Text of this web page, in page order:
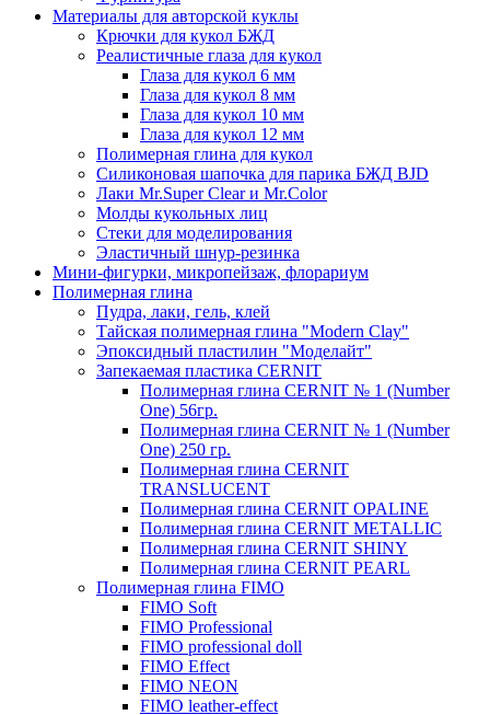
Материалы для авторской куклы
Крючки для кукол БЖД
Реалистичные глаза для кукол
Глаза для кукол 6 мм
Глаза для кукол 8 мм
Глаза для кукол 10 мм
Глаза для кукол 12 мм
Полимерная глина для кукол
Силиконовая шапочка для парика БЖД BJD
Лаки Mr.Super Clear и Mr.Color
Молды кукольных лиц
Стеки для моделирования
Эластичный шнур-резинка
Мини-фигурки, микропейзаж, флорариум
Полимерная глина
Пудра, лаки, гель, клей
Тайская полимерная глина "Modern Clay"
Эпоксидный пластилин "Моделайт"
Запекаемая пластика CERNIT
Полимерная глина CERNIT № 1 (Number
One) 56гр.
Полимерная глина CERNIT № 1 (Number
One) 250 гр.
Полимерная глина CERNIT
TRANSLUCENT
Полимерная глина CERNIT OPALINE
Полимерная глина CERNIT METALLIC
Полимерная глина CERNIT SHINY
Полимерная глина CERNIT PEARL
Полимерная глина FIMO
FIMO Soft
FIMO Professional
FIMO professional doll
FIMO Effect
FIMO NEON
FIMO leather-effect